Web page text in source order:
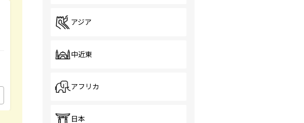
アジア
中近東
アフリカ
日本